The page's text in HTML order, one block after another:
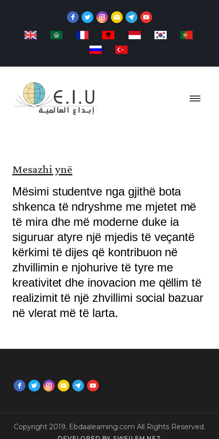
Mesazhi ynë
Mësimi studentve nga gjithë bota
shkenca të ndryshme me mjetet më
të mira dhe më moderne duke ia
siguruar atyre një mjedis të veçantë
kërkimi të dijes që kontribuon në
zhvillimin e njohurive të tyre me
kreativitet dhe inovacion me qëllim të
realizimit të një zhvillimi social bazuar
në vlerat më të larta.
Copyright 2019. Ebdaalearning.com All Rights Reserved.